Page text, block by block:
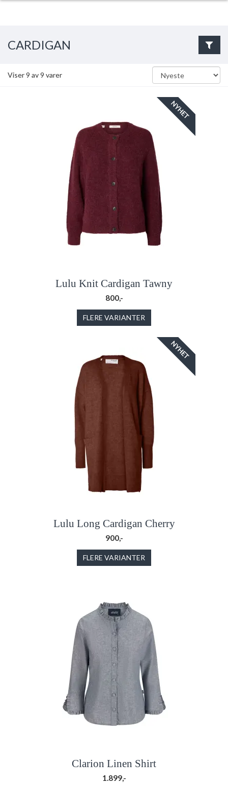
CARDIGAN
Viser9 av9 varer
NYHET
Lulu Knit Cardigan Tawny
800,-
FLERE VARIANTER
NYHET
Lulu Long Cardigan Cherry
900,-
FLERE VARIANTER
Clarion Linen Shirt
1.899,-